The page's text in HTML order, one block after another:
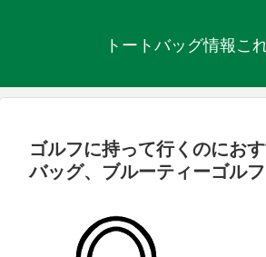
トートバッグ情報こ
ゴルフに持って行くのにお
バッグ、ブルーティーゴルフ